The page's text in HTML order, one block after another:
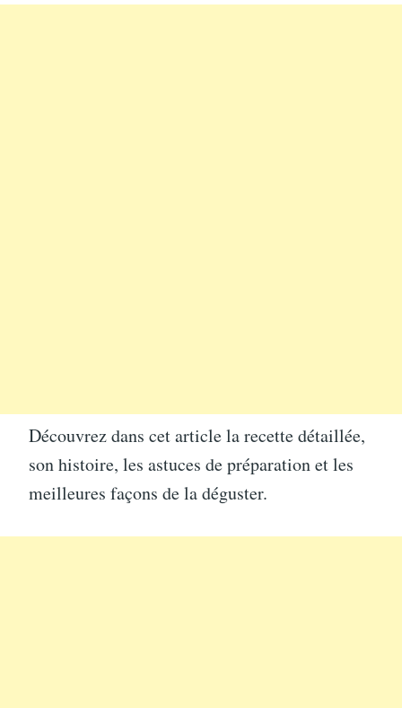
Découvrez dans cet article la recette détaillée,
son histoire, les astuces de préparation et les
meilleures façons de la déguster.